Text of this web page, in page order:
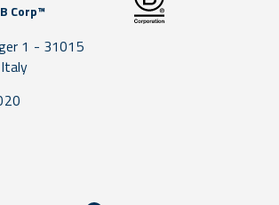
Corp™
1 - 31015
Italy